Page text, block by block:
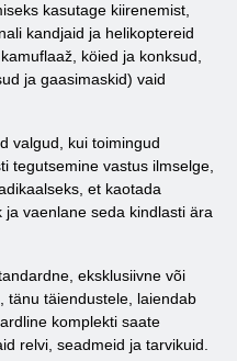
kasutage kiirenemist,
kandjaid ja helikoptereid
köied ja konksud,
ja gaasimaskid) vaid
valgud, kui toimingud
tegutsemine vastus ilmselge,
et kaotada
vaenlane seda kindlasti ära
eksklusiivne või
tänu täiendustele, laiendab
komplekti saate
relvi, seadmeid ja tarvikuid.